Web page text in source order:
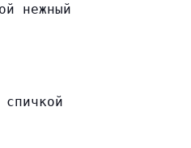
нежный
спичкой